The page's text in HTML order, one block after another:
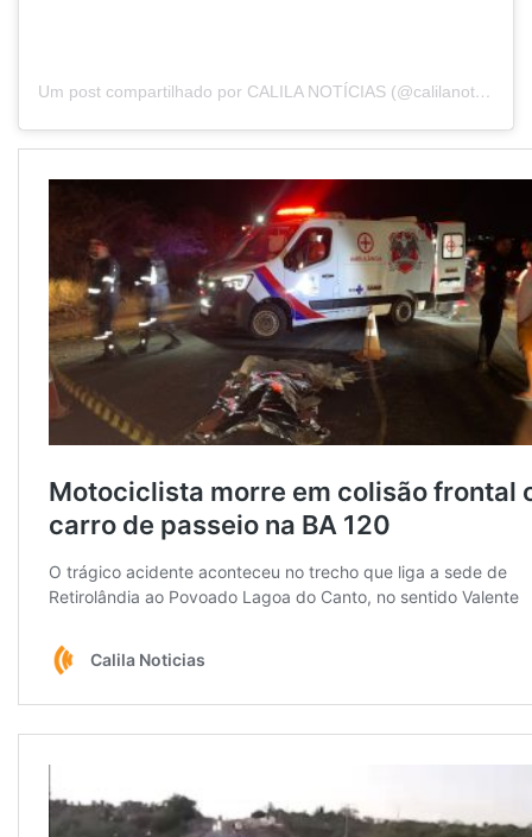
Um post compartilhado por CALILA NOTÍCIAS (@calilanoticias)